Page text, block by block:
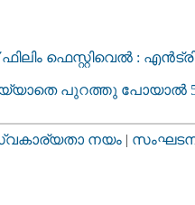
ഫെസ്റ്റിവെൽ :
പുറത്തു പോയാൽ
നയം |